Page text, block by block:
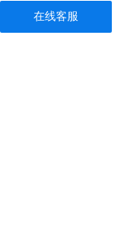
在线客服